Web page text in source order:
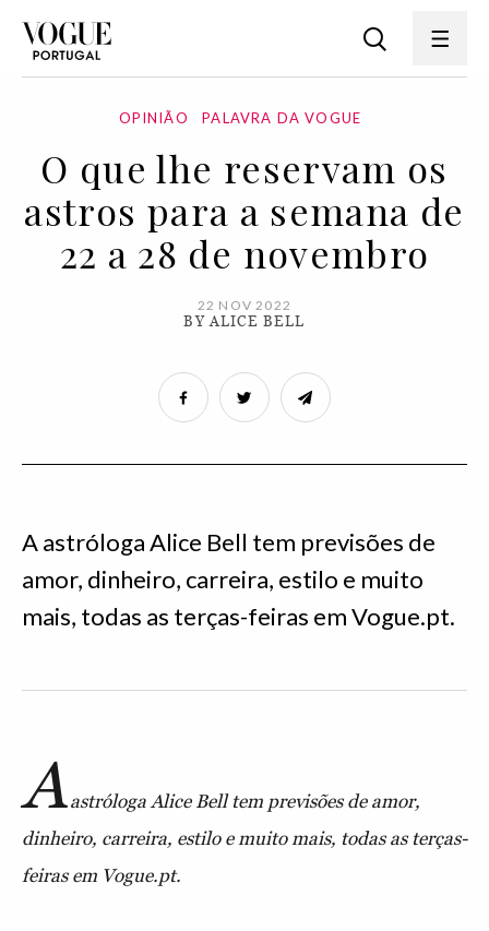
OPINIÃO PALAVRA DA VOGUE
O que lhe reservam os
astros para a semana de
22 a 28 de novembro
22 NOV 2022
BY ALICE BELL
A astróloga Alice Bell tem previsões de
amor, dinheiro, carreira, estilo e muito
mais, todas as terças-feiras em Vogue.pt.
Aastróloga Alice Bell tem previsões de amor,
dinheiro, carreira, estilo e muito mais, todas as terças-
feiras em Vogue.pt.